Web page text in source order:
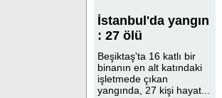
İstanbul'da yangın
: 27 ölü
Beşiktaş'ta 16 katlı bir
binanın en alt katındaki
işletmede çıkan
yangında, 27 kişi hayat...